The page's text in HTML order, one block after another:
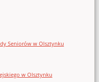
Seniorów w Olsztynku
w Olsztynku